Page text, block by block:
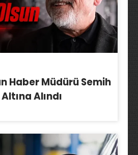
Haber Müdürü Semih
Alındı